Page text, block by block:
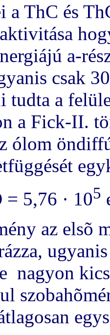
a ThC és
a-
csak
tudta a
a Fick-II.
ólom
= 5,76 · 105
az elsõ
nagyon